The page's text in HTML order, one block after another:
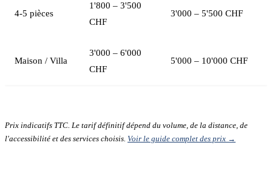
4-5 pièces
1'800 – 3'500
CHF
3'000 – 5'500 CHF
Maison / Villa
3'000 – 6'000
CHF
5'000 – 10'000 CHF
Prix indicatifs TTC. Le tarif définitif dépend du volume, de la distance, de
l'accessibilité et des services choisis. Voir le guide complet des prix →